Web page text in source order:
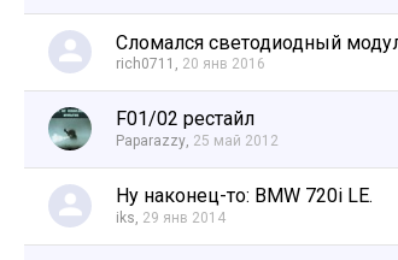
Сломался светодиодный
rich0711 , 20 янв 2016
F01/02 рестайл
Paparazzy, 25 май 2012
Ну наконец-то: BMW 720i LE.
iks, 29 янв 2014